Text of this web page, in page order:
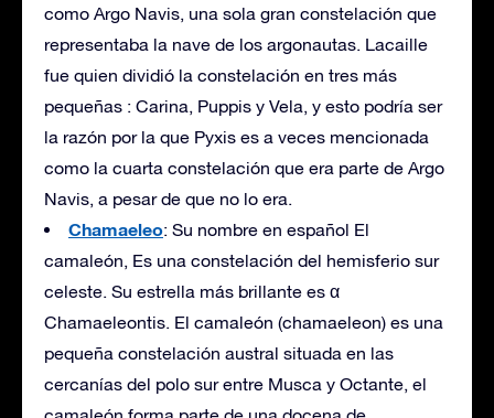
como Argo Navis, una sola gran constelación que
representaba la nave de los argonautas. Lacaille
fue quien dividió la constelación en tres más
pequeñas : Carina, Puppis y Vela, y esto podría ser
la razón por la que Pyxis es a veces mencionada
como la cuarta constelación que era parte de Argo
Navis, a pesar de que no lo era.
Chamaeleo: Su nombre en español El
camaleón, Es una constelación del hemisferio sur
celeste. Su estrella más brillante es α
Chamaeleontis. El camaleón (chamaeleon) es una
pequeña constelación austral situada en las
cercanías del polo sur entre Musca y Octante, el